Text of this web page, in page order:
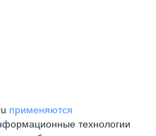
применяются
технологии